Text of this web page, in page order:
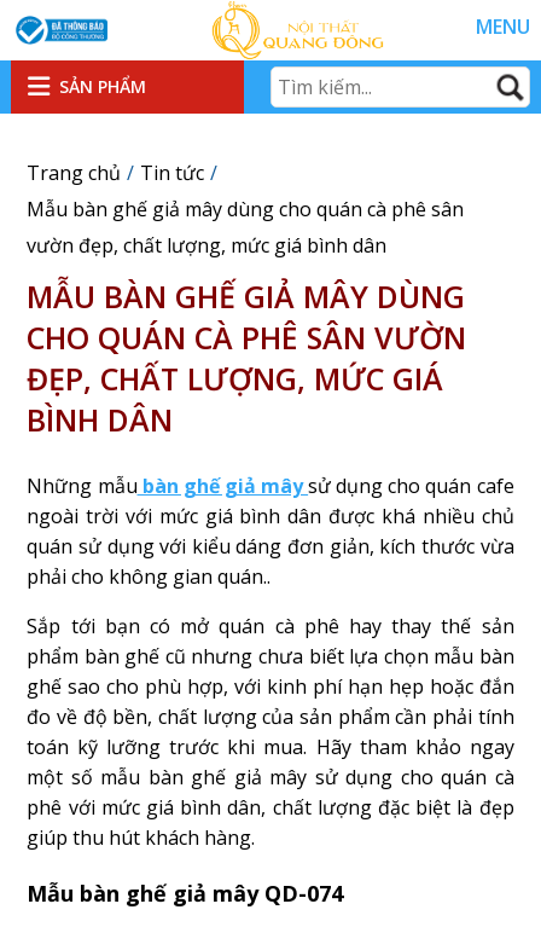
MENU
SẢN PHẨM
Trang chủ
Tin tức
Mẫu bàn ghế giả mây dùng cho quán cà phê sân
vườn đẹp, chất lượng, mức giá bình dân
MẪU BÀN GHẾ GIẢ MÂY DÙNG
CHO QUÁN CÀ PHÊ SÂN VƯỜN
ĐẸP, CHẤT LƯỢNG, MỨC GIÁ
BÌNH DÂN
Những mẫu bàn ghế giả mâysử dụng cho quán cafe
ngoài trời với mức giá bình dân được khá nhiều chủ
quán sử dụng với kiểu dáng đơn giản, kích thước vừa
phải cho không gian quán..
Sắp tới bạn có mở quán cà phê hay thay thế sản
phẩm bàn ghế cũ nhưng chưa biết lựa chọn mẫu bàn
ghế sao cho phù hợp, với kinh phí hạn hẹp hoặc đắn
đo về độ bền, chất lượng của sản phẩm cần phải tính
toán kỹ lưỡng trước khi mua. Hãy tham khảo ngay
một số mẫu bàn ghế giả mây sử dụng cho quán cà
phê với mức giá bình dân, chất lượng đặc biệt là đẹp
giúp thu hút khách hàng.
Mẫu bàn ghế giả mây QD-074